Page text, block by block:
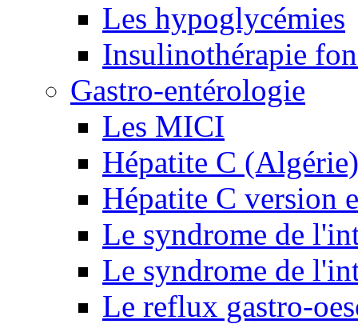
Les hypoglycémies
Insulinothérapie
Gastro-entérologie
Les MICI
Hépatite C (Algérie)
Hépatite C version
Le syndrome de
Le syndrome de
Le reflux gastro-